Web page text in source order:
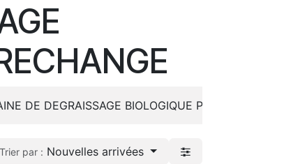
DE DEGRAISSAGE BIOLOGIQUE PRODUITS
Trier par : Nouvelles arrivées